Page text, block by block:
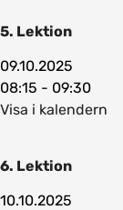
5. Lektion
09.10.2025
08:15 - 09:30
Visa i kalendern
6. Lektion
10.10.2025